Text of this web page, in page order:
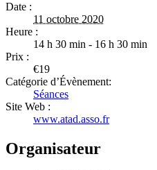
Date :
11 octobre 2020
Heure :
14 h 30 min - 16 h 30 min
Prix :
€19
Catégorie d’Évènement:
Séances
Site Web :
www.atad.asso.fr
Organisateur